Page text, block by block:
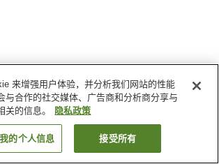
来增强用户体验，并分析我们网站的性能
与合作的社交媒体、广告商和分析商分享与
关的信息。
隐私政策
的个人信息 接受所有